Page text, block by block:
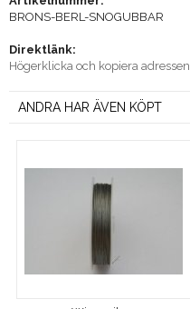
BRONS-BERL-SNOGUBBAR
Direktlänk:
Högerklicka och kopiera adressen
ANDRA HAR ÄVEN KÖPT